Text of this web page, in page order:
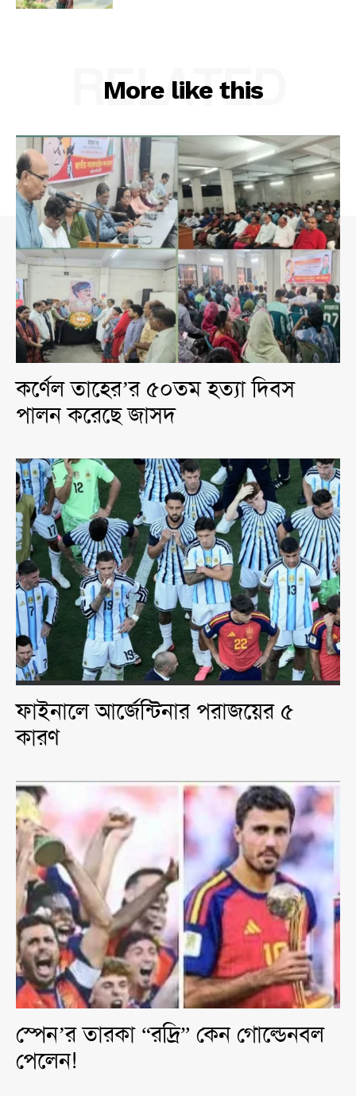
More like this
RELATED
কর্ণেল তাহের’র ৫০তম হত্যা দিবস
পালন করেছে জাসদ
ফাইনালে আর্জেন্টিনার পরাজয়ের ৫
কারণ
স্পেন’র তারকা “রদ্রি” কেন গোল্ডেনবল
পেলেন!